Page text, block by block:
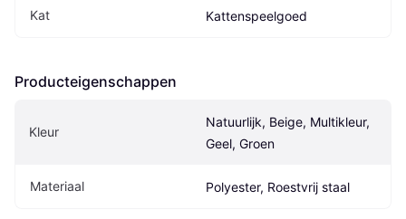
Kat Kattenspeelgoed
Producteigenschappen
Kleur
Natuurlijk, Beige, Multikleur,
Geel, Groen
Materiaal Polyester, Roestvrij staal